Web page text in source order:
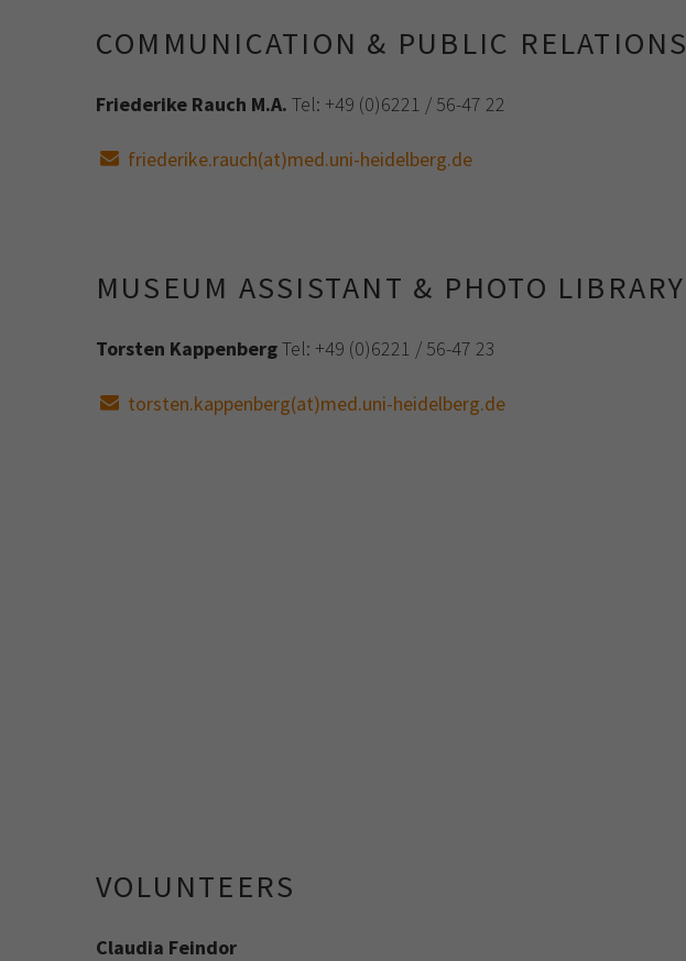
COMMUNICATION & PUBLIC RELATIONS
Friederike Rauch M.A. Tel: +49 (0)6221 / 56-47 22
friederike.rauch(at)med.uni-heidelberg.de
MUSEUM ASSISTANT & PHOTO LIBRARY
Torsten KappenbergTel: +49 (0)6221 / 56-47 23
torsten.kappenberg(at)med.uni-heidelberg.de
VOLUNTEERS
Claudia Feindor